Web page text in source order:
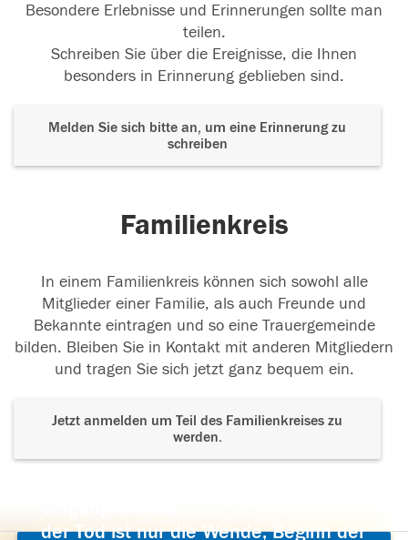
Besondere Erlebnisse und Erinnerungen sollte man
teilen.
Schreiben Sie über die Ereignisse, die Ihnen
besonders in Erinnerung geblieben sind.
Melden Sie sich bitte an, um eine Erinnerung zu
schreiben
Familienkreis
In einem Familienkreis können sich sowohl alle
Mitglieder einer Familie, als auch Freunde und
Bekannte eintragen und so eine Trauergemeinde
bilden. Bleiben Sie in Kontakt mit anderen Mitgliedern
und tragen Sie sich jetzt ganz bequem ein.
Jetzt anmelden um Teil des Familienkreises zu
werden.
der Tod ist nur die Wende, Beginn der